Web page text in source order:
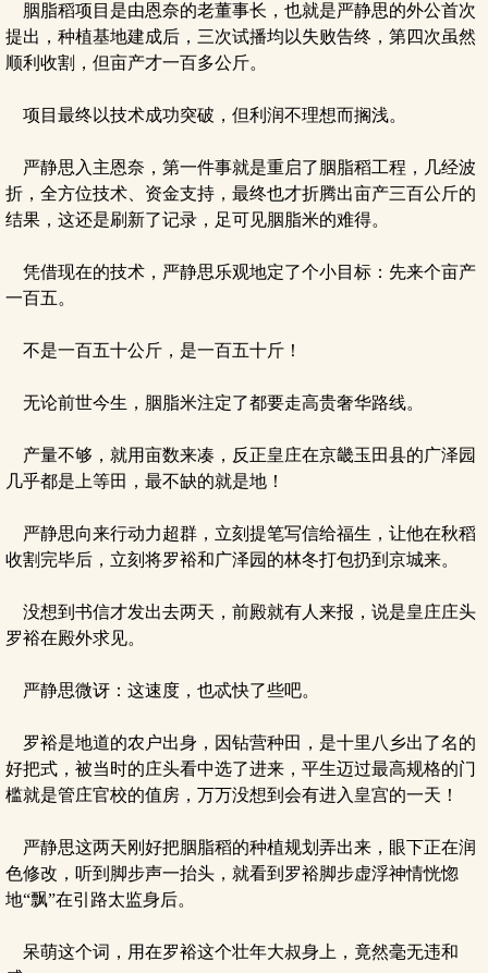
胭脂稻项目是由恩奈的老董事长，也就是严静思的外公首次
提出，种植基地建成后，三次试播均以失败告终，第四次虽然
顺利收割，但亩产才一百多公斤。
项目最终以技术成功突破，但利润不理想而搁浅。
严静思入主恩奈，第一件事就是重启了胭脂稻工程，几经波
折，全方位技术、资金支持，最终也才折腾出亩产三百公斤的
结果，这还是刷新了记录，足可见胭脂米的难得。
凭借现在的技术，严静思乐观地定了个小目标：先来个亩产
一百五。
不是一百五十公斤，是一百五十斤！
无论前世今生，胭脂米注定了都要走高贵奢华路线。
产量不够，就用亩数来凑，反正皇庄在京畿玉田县的广泽园
几乎都是上等田，最不缺的就是地！
严静思向来行动力超群，立刻提笔写信给福生，让他在秋稻
收割完毕后，立刻将罗裕和广泽园的林冬打包扔到京城来。
没想到书信才发出去两天，前殿就有人来报，说是皇庄庄头
罗裕在殿外求见。
严静思微讶：这速度，也忒快了些吧。
罗裕是地道的农户出身，因钻营种田，是十里八乡出了名的
好把式，被当时的庄头看中选了进来，平生迈过最高规格的门
槛就是管庄官校的值房，万万没想到会有进入皇宫的一天！
严静思这两天刚好把胭脂稻的种植规划弄出来，眼下正在润
色修改，听到脚步声一抬头，就看到罗裕脚步虚浮神情恍惚
地“飘”在引路太监身后。
呆萌这个词，用在罗裕这个壮年大叔身上，竟然毫无违和